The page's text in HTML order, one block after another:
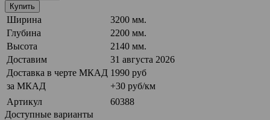
Купить
Ширина
3200 мм.
Глубина
2200 мм.
Высота
2140 мм.
Доставим
31 августа 2026
Доставка в черте МКАД 1990 руб
за МКАД
+30 руб/км
Артикул
60388
Доступные варианты